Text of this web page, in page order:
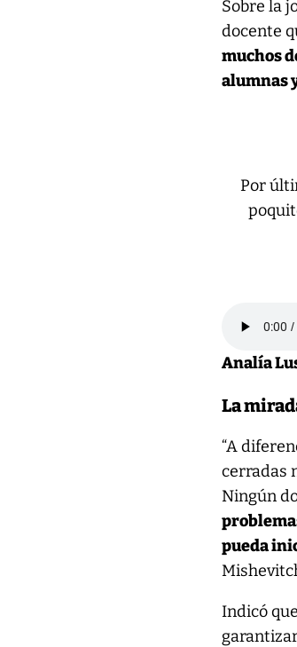
Sobre la
docente
muchos
alumnas
Por
Analía
La
“A
cerradas
Ningún
pueda
Indicó